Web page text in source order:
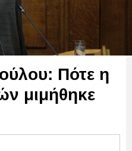
Πότε η
μιμήθηκε